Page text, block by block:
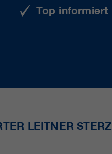
Top informiert
LEITNER